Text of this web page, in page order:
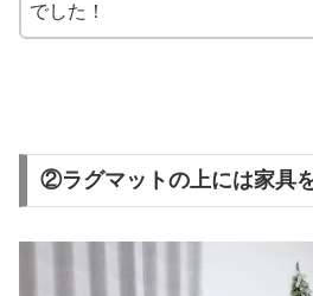
でした！
②ラグマットの上には家具